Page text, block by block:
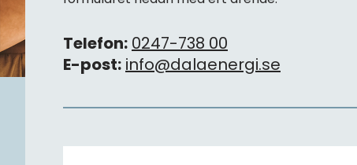
Telefon: 0247-738 00
E-post: info@dalaenergi.se